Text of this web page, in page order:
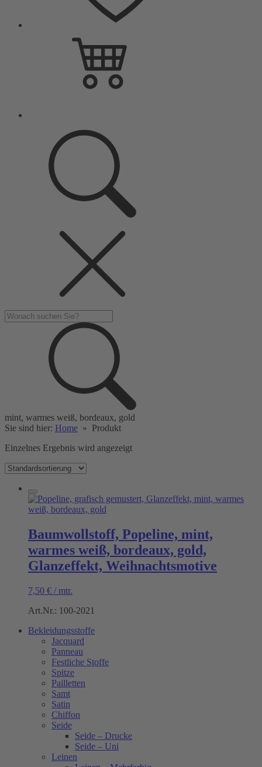
mint, warmes weiß, bordeaux, gold
Sie sind hier: Home » Produkt
Einzelnes Ergebnis wird angezeigt
Baumwollstoff, Popeline, mint,
warmes weiß, bordeaux, gold,
Glanzeffekt, Weihnachtsmotive
7,50 € / mtr.
Art.Nr.: 100-2021
Bekleidungsstoffe
Jacquard
Panneau
Festliche Stoffe
Spitze
Pailletten
Samt
Satin
Chiffon
Seide
Seide – Drucke
Seide – Uni
Leinen